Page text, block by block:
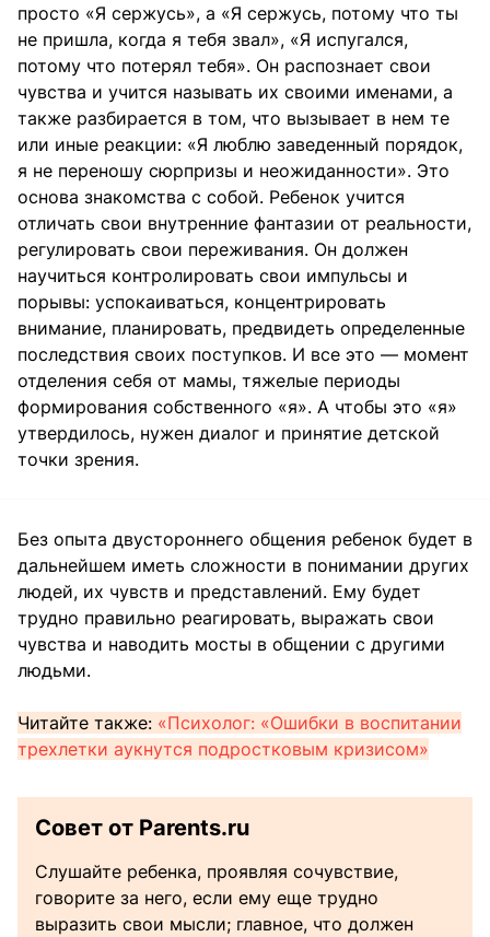
просто «Я сержусь», а «Я сержусь, потому что ты
не пришла, когда я тебя звал», «Я испугался,
потому что потерял тебя». Он распознает свои
чувства и учится называть их своими именами, а
также разбирается в том, что вызывает в нем те
или иные реакции: «Я люблю заведенный порядок,
я не переношу сюрпризы и неожиданности». Это
основа знакомства с собой. Ребенок учится
отличать свои внутренние фантазии от реальности,
регулировать свои переживания. Он должен
научиться контролировать свои импульсы и
порывы: успокаиваться, концентрировать
внимание, планировать, предвидеть определенные
последствия своих поступков. И все это — момент
отделения себя от мамы, тяжелые периоды
формирования собственного «я». А чтобы это «я»
утвердилось, нужен диалог и принятие детской
точки зрения.
Без опыта двустороннего общения ребенок будет в
дальнейшем иметь сложности в понимании других
людей, их чувств и представлений. Ему будет
трудно правильно реагировать, выражать свои
чувства и наводить мосты в общении с другими
людьми.
Читайте также: «Психолог: «Ошибки в воспитании
трехлетки аукнутся подростковым кризисом»
Совет от Parents.ru
Слушайте ребенка, проявляя сочувствие,
говорите за него, если ему еще трудно
выразить свои мысли; главное, что должен